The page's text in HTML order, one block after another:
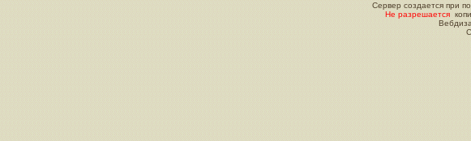
Сервер создается при
Не разрешается